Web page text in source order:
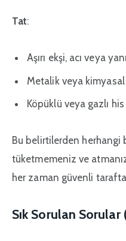
Tat:
Aşırı ekşi, acı veya
Metalik veya
Köpüklü veya gazlı his
Bu belirtilerden herhangi
tüketmemeniz ve
her zaman güvenli
Sık Sorulan Sorular